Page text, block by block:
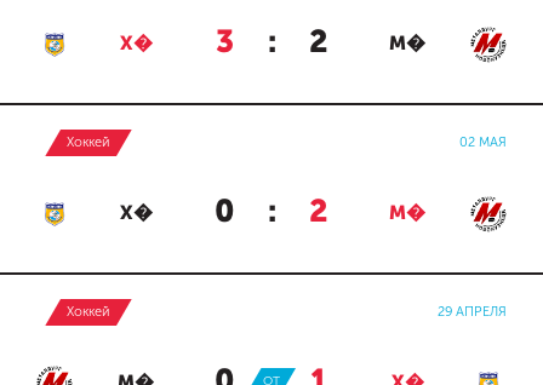
Х� 3 : 2 М�
Хоккей 02 МАЯ
Х� 0 : 2 М�
Хоккей 29 АПРЕЛЯ
ОТ